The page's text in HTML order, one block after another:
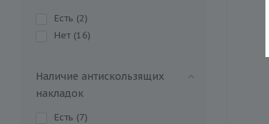
Есть (2)
Нет (16)
Наличие антискользящих
накладок
Есть (7)